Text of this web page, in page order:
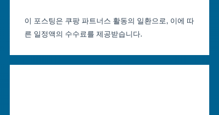
대구축제 일정
인천축제 일정
이 포스팅은 쿠팡 파트너스 활동의 일환으로, 이에 따
른 일정액의 수수료를 제공받습니다.